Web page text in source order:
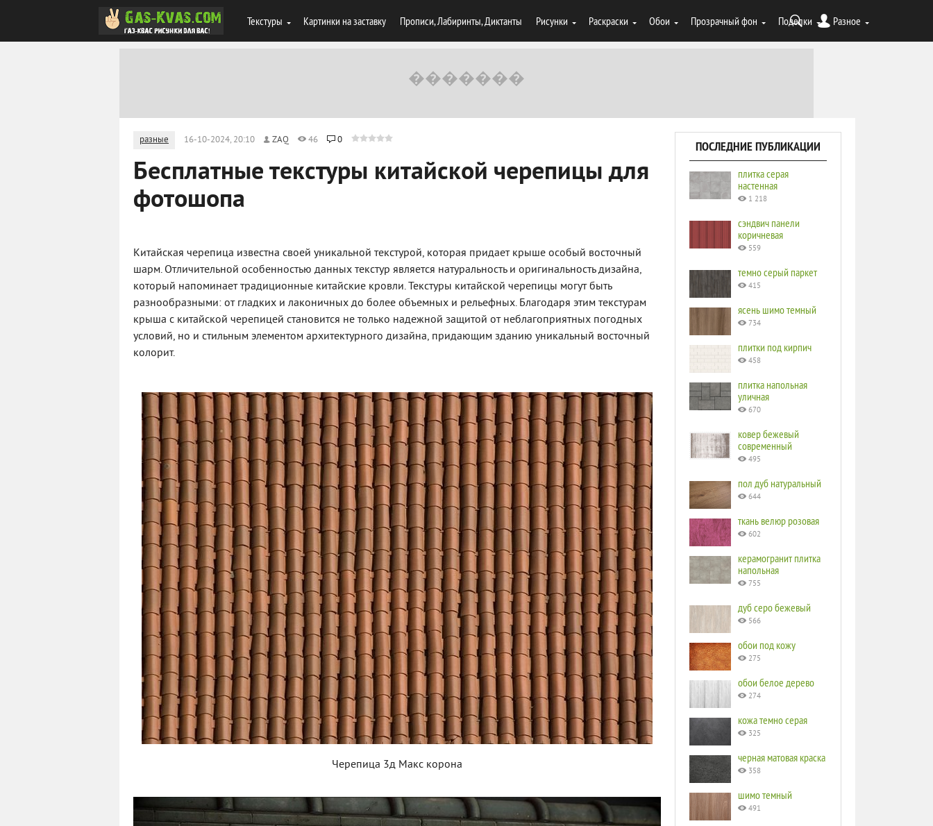
Текстуры Картинки на заставку Прописи, Лабиринты, Диктанты Рисунки Раскраски Обои Прозрачный фон Поделки Разное
разные 16-10-2024, 20:10 ZAQ 46 0
Бесплатные текстуры китайской черепицы для
фотошопа
Китайская черепица известна своей уникальной текстурой, которая придает крыше особый восточный
шарм. Отличительной особенностью данных текстур является натуральность и оригинальность дизайна,
который напоминает традиционные китайские кровли. Текстуры китайской черепицы могут быть
разнообразными: от гладких и лаконичных до более объемных и рельефных. Благодаря этим текстурам
крыша с китайской черепицей становится не только надежной защитой от неблагоприятных погодных
условий, но и стильным элементом архитектурного дизайна, придающим зданию уникальный восточный
колорит.
Черепица 3д Макс корона
ПОСЛЕДНИЕ ПУБЛИКАЦИИ
плитка серая
настенная
1 218
сэндвич панели
коричневая
559
темно серый паркет
415
ясень шимо темный
734
плитки под кирпич
458
плитка напольная
уличная
670
ковер бежевый
современный
495
пол дуб натуральный
644
ткань велюр розовая
602
керамогранит плитка
напольная
755
дуб серо бежевый
566
обои под кожу
275
обои белое дерево
274
кожа темно серая
325
черная матовая краска
358
шимо темный
491